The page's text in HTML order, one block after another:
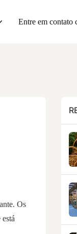
Entre em contato
Os